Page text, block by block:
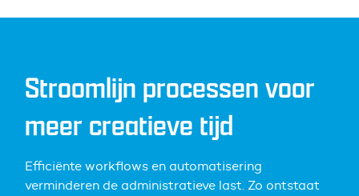
Stroomlijn processen voor
meer creatieve tijd
Efficiënte workflows en automatisering
verminderen de administratieve last. Zo ontstaat